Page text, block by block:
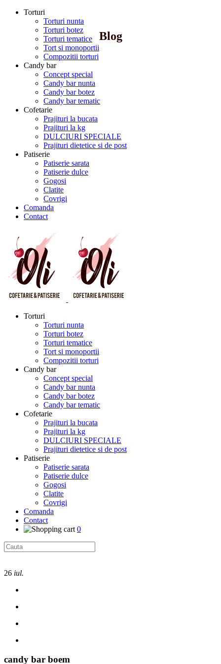
Torturi
Torturi nunta
Torturi botez
Torturi tematice
Tort si monoportii
Compozitii torturi
Candy bar
Concept special
Candy bar nunta
Candy bar botez
Candy bar tematic
Cofetarie
Prajituri la bucata
Prajituri la kg
DULCIURI SPECIALE
Prajituri dietetice si de post
Patiserie
Patiserie sarata
Patiserie dulce
Gogosi
Clatite
Covrigi
Comanda
Contact
Torturi
Torturi nunta
Torturi botez
Torturi tematice
Tort si monoportii
Compozitii torturi
Candy bar
Concept special
Candy bar nunta
Candy bar botez
Candy bar tematic
Cofetarie
Prajituri la bucata
Prajituri la kg
DULCIURI SPECIALE
Prajituri dietetice si de post
Patiserie
Patiserie sarata
Patiserie dulce
Gogosi
Clatite
Covrigi
Comanda
Contact
0
Blog
26 iul.
candy bar boem